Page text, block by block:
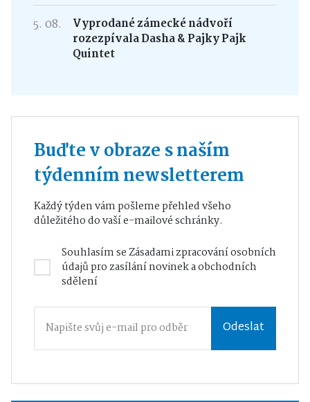
5. 08.
Vyprodané zámecké nádvoří
rozezpívala Dasha & Pajky Pajk
Quintet
Buďte v obraze s naším
týdenním newsletterem
Každý týden vám pošleme přehled všeho
důležitého do vaší e-mailové schránky.
Souhlasím seZásadami zpracování osobních
údajůpro zasílání novinek a obchodních
sdělení
Odeslat